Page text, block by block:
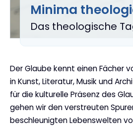
Minima
:
Das theologische
Der Glaube kennt einen Fächer
in Kunst, Literatur, Musik und
für die kulturelle Präsenz des
gehen wir den verstreuten
beschleunigten Lebenswelten